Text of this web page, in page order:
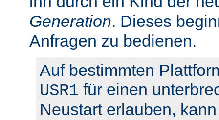
Generation. Dieses
Anfragen zu bedienen.
Auf bestimmten
USR1 für einen
Neustart erlauben,